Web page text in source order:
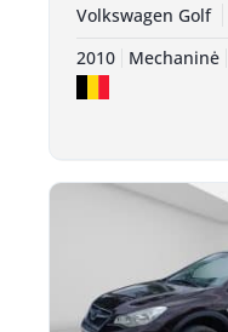
Volkswagen Golf
2010 Mechaninė